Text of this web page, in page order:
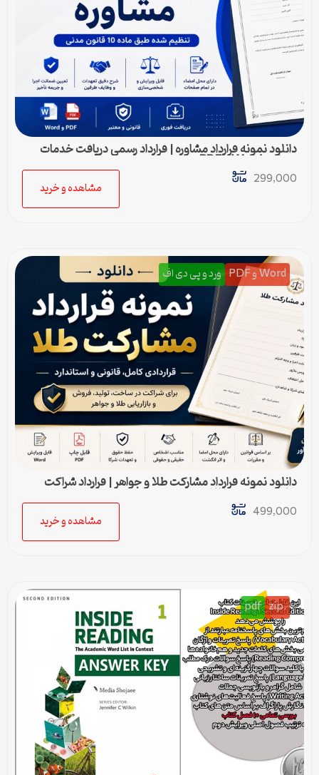
دانلود نمونه قرارداد مشاوره | قرارداد رسمی دریافت خدمات
مشاوره Word و PDF
299,000
مشاهده و خرید
Word و PDF ورد و پی دی اف
دانلود نمونه قرارداد مشارکت طلا و جواهر | قرارداد شراکت
ساخت و فروش طلا
499,000
مشاهده و خرید
.zip
pdf